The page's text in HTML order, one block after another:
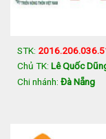
STK:
Chủ TK: Lê Quốc
Chi nhánh: Đà Nẵng